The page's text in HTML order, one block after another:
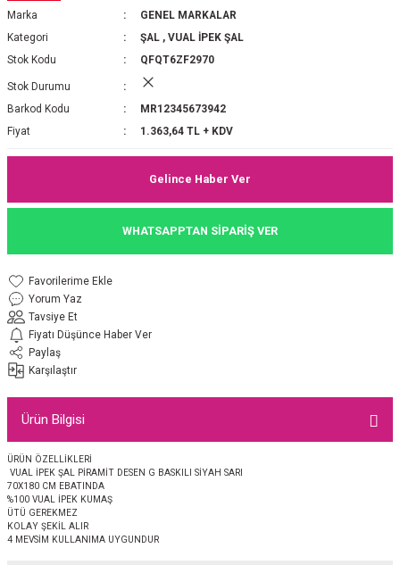
2025-2026 SONBAHAR KIŞ
JAKAR EŞARP
PAMUK EŞARP
EŞARP
EŞARP 2025-2026 SONBAHAR KIŞ
EŞARP
ŞAL
MEDİNE İPEĞİ ŞAL
İPEĞİ ŞAL
ŞAL
JAKAR ŞAL
İpek Koton Şal
Marka
GENEL MARKALAR
Kategori
ŞAL , VUAL İPEK ŞAL
Stok Kodu
QFQT6ZF2970
Stok Durumu
Barkod Kodu
MR12345673942
Fiyat
1.363,64 TL + KDV
Gelince Haber Ver
WHATSAPPTAN SİPARİŞ VER
Yorum Yaz
Tavsiye Et
Fiyatı Düşünce Haber Ver
Paylaş
Karşılaştır
Ürün Bilgisi
ÜRÜN ÖZELLİKLERİ
VUAL İPEK ŞAL PİRAMİT DESEN G BASKILI SİYAH SARI
70X180 CM EBATINDA
%100 VUAL İPEK KUMAŞ
ÜTÜ GEREKMEZ
KOLAY ŞEKİL ALIR
4 MEVSİM KULLANIMA UYGUNDUR